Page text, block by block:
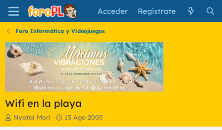
Acceder Regístrate
Foro Informática y Videojuegos
Wifi en la playa
I
n
Nyotai Mori
F
e
15 Ago 2005